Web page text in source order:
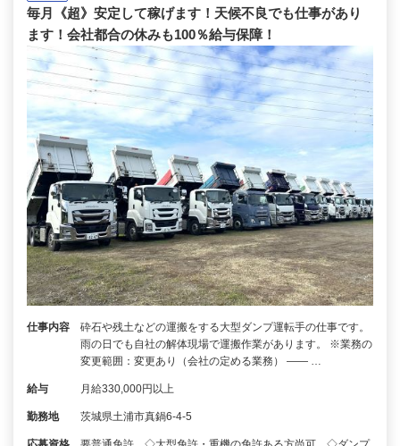
毎月《超》安定して稼げます！天候不良でも仕事があり
ます！会社都合の休みも100％給与保障！
仕事内容
砕石や残土などの運搬をする大型ダンプ運転手の仕事です。
雨の日でも自社の解体現場で運搬作業があります。 ※業務の
変更範囲：変更あり（会社の定める業務） ―― …
給与 月給330,000円以上
勤務地 茨城県土浦市真鍋6-4-5